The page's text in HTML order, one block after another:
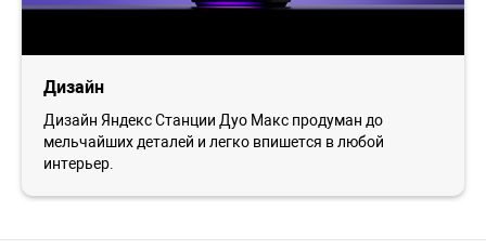
Дизайн
Дизайн Яндекс Станции Дуо Макс продуман до
мельчайших деталей и легко впишется в любой
интерьер.